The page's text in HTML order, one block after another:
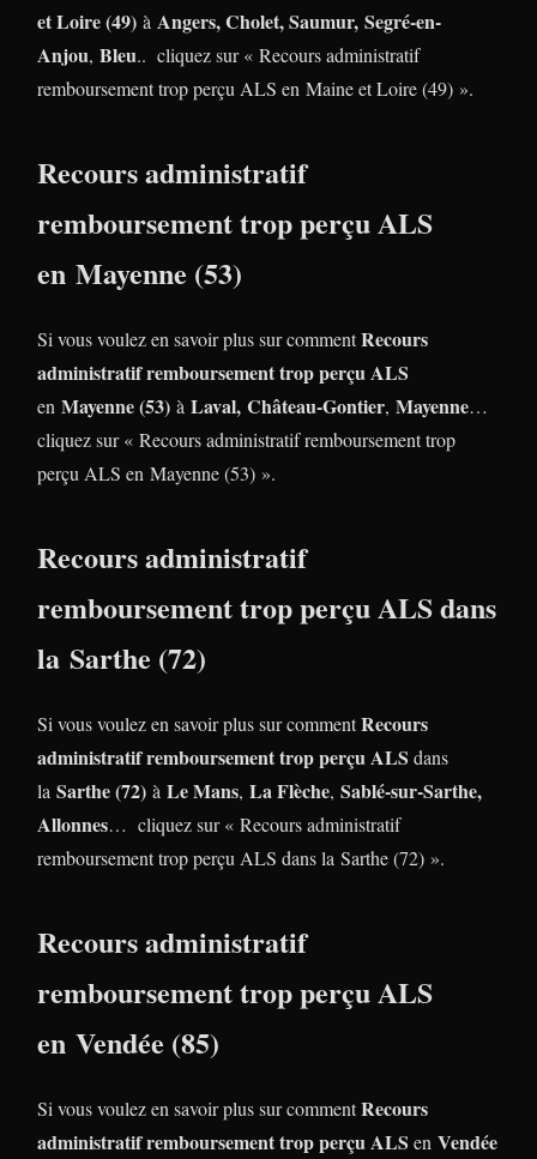
et Loire (49) à Angers, Cholet, Saumur, Segré-en-
Anjou, Bleu.. cliquez sur « Recours administratif
remboursement trop perçu ALS en Maine et Loire (49) ».
Recours administratif
remboursement trop perçu ALS
en Mayenne (53)
Si vous voulez en savoir plus sur commentRecours
administratif remboursement trop perçu ALS
en Mayenne (53) à Laval, Château-Gontier, Mayenne…
cliquez sur « Recours administratif remboursement trop
perçu ALS en Mayenne (53) ».
Recours administratif
remboursement trop perçu ALS dans
la Sarthe (72)
Si vous voulez en savoir plus sur commentRecours
administratif remboursement trop perçu ALS dans
la Sarthe (72) à Le Mans, La Flèche, Sablé-sur-Sarthe,
Allonnes… cliquez sur « Recours administratif
remboursement trop perçu ALS dans la Sarthe (72) ».
Recours administratif
remboursement trop perçu ALS
en Vendée (85)
Si vous voulez en savoir plus sur commentRecours
administratif remboursement trop perçu ALS en Vendée